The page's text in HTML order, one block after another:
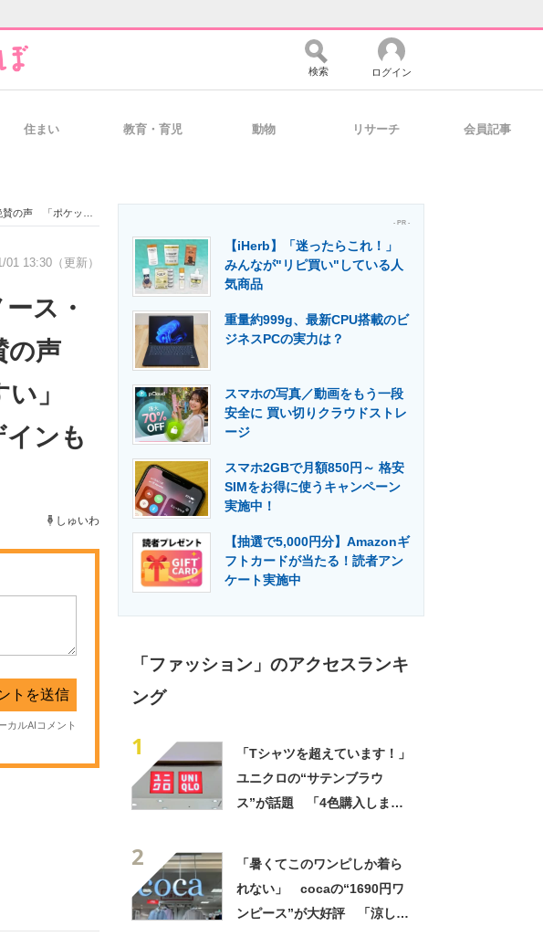
経営リーダーのコミュニティ マーケ×ITの今がよく分かる
製造業のIT導入・活用を支援
エネルギーの専門メディア 建設×テクノロジーの最前線
検索 ログイン
住まい 教育・育児 動物 リサーチ 会員記事
トルが入る」「デザインも◎」
01 13:30（更新）
ス・
の声
」
インも
しゅいわ
- PR -
【iHerb】「迷ったらこれ！」
みんなが"リピ買い"している人
気商品
重量約999g、最新CPU搭載のビ
ジネスPCの実力は？
スマホの写真／動画をもう一段
安全に 買い切りクラウドストレ
ージ
スマホ2GBで月額850円～ 格安
SIMをお得に使うキャンペーン
実施中！
【抽選で5,000円分】Amazonギ
フトカードが当たる！読者アン
ケート実施中
「ファッション」のアクセスランキ
ング
1
「Tシャツを超えています！」
ユニクロの“サテンブラウ
ス”が話題 「4色購入しまし
2
「暑くてこのワンピしか着ら
れない」 cocaの“1690円ワ
ンピース”が大好評 「涼しく